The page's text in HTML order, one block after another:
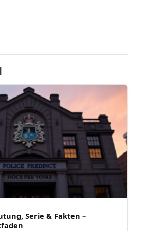
Serie & Fakten –